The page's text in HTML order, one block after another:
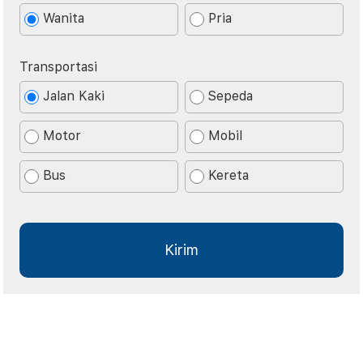
Wanita
Pria
Transportasi
Jalan Kaki
Sepeda
Motor Mobil
Bus Kereta